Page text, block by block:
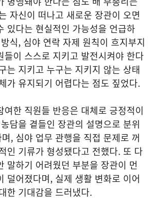
자신이 떠나고 새로운 장관이 오면
있다는 현실적인 가능성을 언급하
식, 심야 연락 자제 원칙이 흐지부지
들이 스스로 지키고 발전시켜야 한다
는 지키고 누구는 지키지 않는 상태
가 유지되기 어렵다는 점도 짚었다.
여한 직원들 반응은 대체로 긍정적이
담을 곁들인 장관의 설명으로 분위
, 심야 업무 관행을 직접 문제로 꺼
인 기류가 형성됐다고 전했다. 또 다
말하기 어려웠던 부분을 장관이 먼
덜어졌다며, 실제 생활 변화로 이어
한 기대감을 드러냈다.